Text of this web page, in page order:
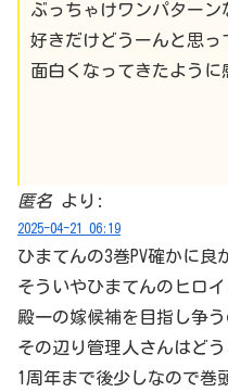
ぶっちゃけワンパター
好きだけどうーんと思
面白くなってきたように
匿名 より:
2025-04-21 06:19
ひまてんの3巻PV確かに良
そういやひまてんのヒロ
殿一の嫁候補を目指し争
その辺り管理人さんはど
1周年まで後少しなので巻